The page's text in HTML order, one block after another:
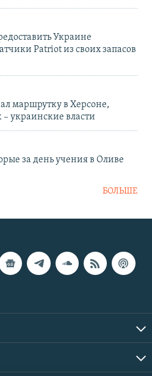
Украине
Patriot из своих запасов
маршрутку в Херсоне,
– украинские власти
за день учения в Оливе
БОЛЬШЕ